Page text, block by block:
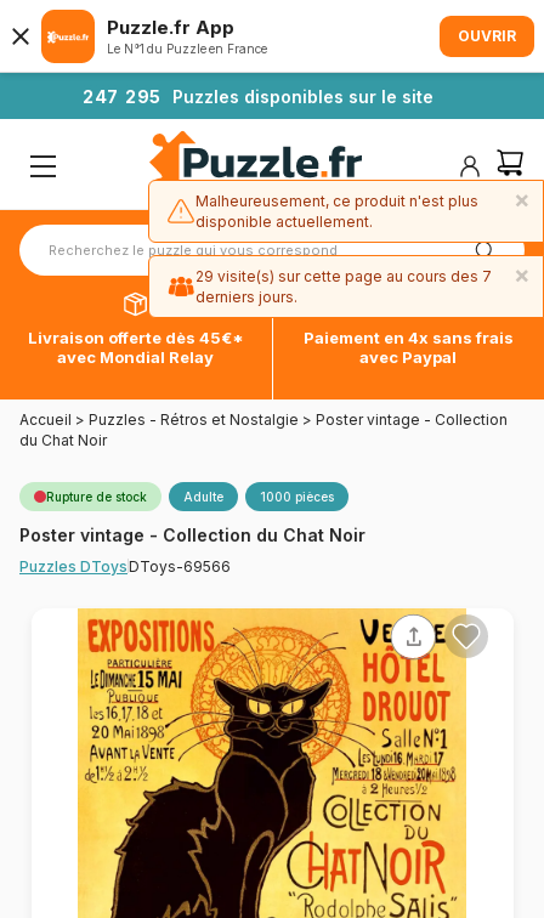
247 295 Puzzles disponibles sur le site
Livraison offerte dès 45€*
avec Mondial Relay
Paiement en 4x sans frais
avec Paypal
Accueil > Puzzles - Rétros et Nostalgie > Poster vintage - Collection
du Chat Noir
Rupture de stock Adulte 1000 pièces
Poster vintage - Collection du Chat Noir
Puzzles DToysDToys-69566
Puzzle.fr App
Le N°1 du Puzzle en France
OUVRIR
×
Malheureusement, ce produit n'est plus
disponible actuellement.
×
29 visite(s) sur cette page au cours des 7
derniers jours.